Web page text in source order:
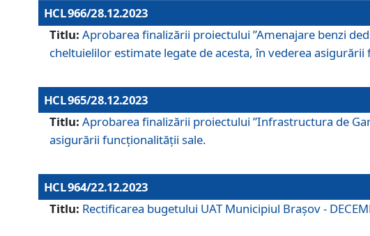
HCL 966/28.12.2023
Titlu: Aprobarea finalizării proiectului ”Amenajare benzi
cheltuielilor estimate legate de acesta, în vederea
HCL 965/28.12.2023
Titlu: Aprobarea finalizării proiectului ”Infrastructura de
asigurării funcționalității sale.
HCL 964/22.12.2023
Titlu: Rectificarea bugetului UAT Municipiul Braşov -